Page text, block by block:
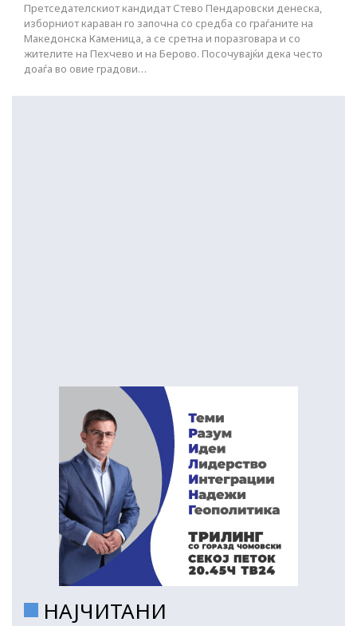
Претседателскиот кандидат Стево Пендаровски денеска,
изборниот караван го започна со средба со граѓаните на
Македонска Каменица, а се сретна и поразговара и со
жителите на Пехчево и на Берово. Посочувајќи дека често
доаѓа во овие градови…
НАЈЧИТАНИ